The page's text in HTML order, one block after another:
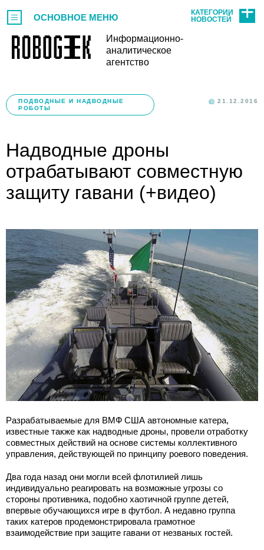
Информационно-
аналитическое
агентство
ОСНОВНОЕ МЕНЮ
КАТЕГОРИИ
НОВОСТЕЙ
ПОДВОДНЫЕ И НАДВОДНЫЕ
РОБОТЫ
21.12.2016
Надводные дроны
отрабатывают совместную
защиту гавани (+видео)
Разрабатываемые для ВМФ США автономные катера,
известные также как надводные дроны, провели отработку
совместных действий на основе системы коллективного
управления, действующей по принципу роевого поведения.
Два года назад они могли всей флотилией лишь
индивидуально реагировать на возможные угрозы со
стороны противника, подобно хаотичной группе детей,
впервые обучающихся игре в футбол. А недавно группа
таких катеров продемонстрировала грамотное
взаимодействие при защите гавани от незваных гостей.